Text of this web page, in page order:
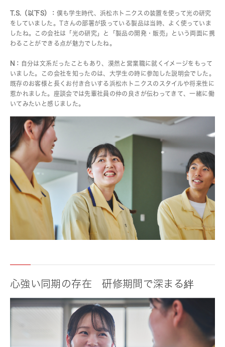
T.S.（以下S）： 僕も学生時代、浜松ホトニクスの装置を使って光の研究
をしていました。Tさんの部署が扱っている製品は当時、よく使っていま
したね。この会社は「光の研究」と「製品の開発・販売」という両面に携
わることができる点が魅力でしたね。
N： 自分は文系だったこともあり、漠然と営業職に就くイメージをもって
いました。この会社を知ったのは、大学生の時に参加した説明会でした。
既存のお客様と長くお付き合いする浜松ホトニクスのスタイルや将来性に
惹かれました。座談会では先輩社員の仲の良さが伝わってきて、一緒に働
いてみたいと感じました。
心強い同期の存在 研修期間で深まる絆